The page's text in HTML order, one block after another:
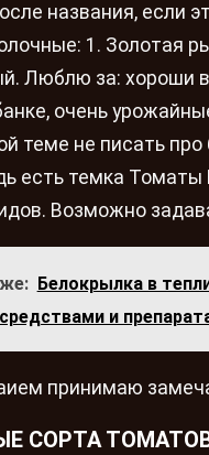
названия, если
1. Золотая
Люблю за: хороши
очень
теме не писать
есть темка
Возможно
Белокрылка в
и
принимаю
СОРТА